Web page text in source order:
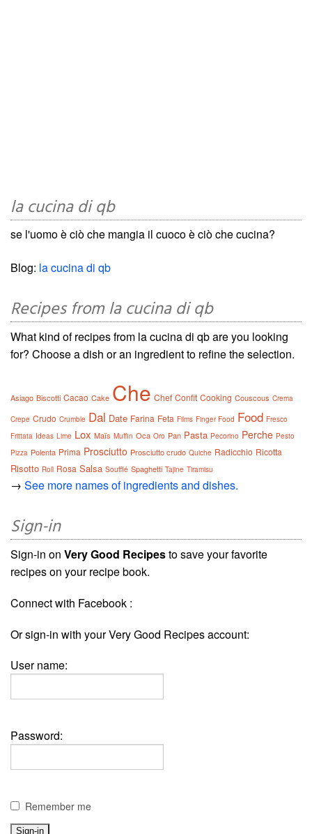
la cucina di qb
se l'uomo è ciò che mangia il cuoco è ciò che cucina?
Blog: la cucina di qb
Recipes from la cucina di qb
What kind of recipes from la cucina di qb are you looking
for? Choose a dish or an ingredient to refine the selection.
Asiago Biscotti Cacao Cake Che Chef Confit Cooking Couscous Crema
Crepe Crudo Crumble Dal Date Farina Feta Films Finger Food Food Fresco
Frittata Ideas Lime Lox Maïs Muffin Oca Oro Pan Pasta Pecorino Perche Pesto
Pizza Polenta Prima Prosciutto Prosciutto crudo Quiche Radicchio Ricotta
Risotto Roll Rosa Salsa Soufflé Spaghetti Tajine Tiramisu
→ See more names of ingredients and dishes.
Sign-in
Sign-in on Very Good Recipesto save your favorite
recipes on your recipe book.
Connect with Facebook :
Or sign-in with your Very Good Recipes account:
User name:
Password:
Remember me